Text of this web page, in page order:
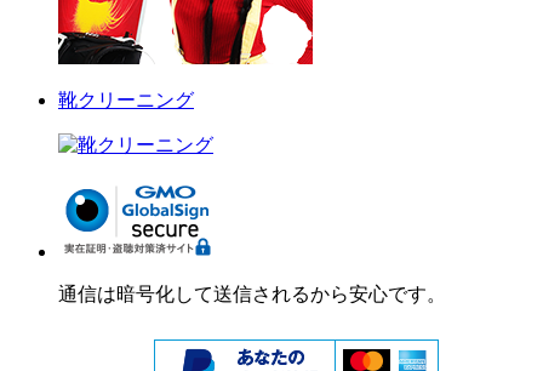
靴クリーニング
通信は暗号化して送信されるから安心です。